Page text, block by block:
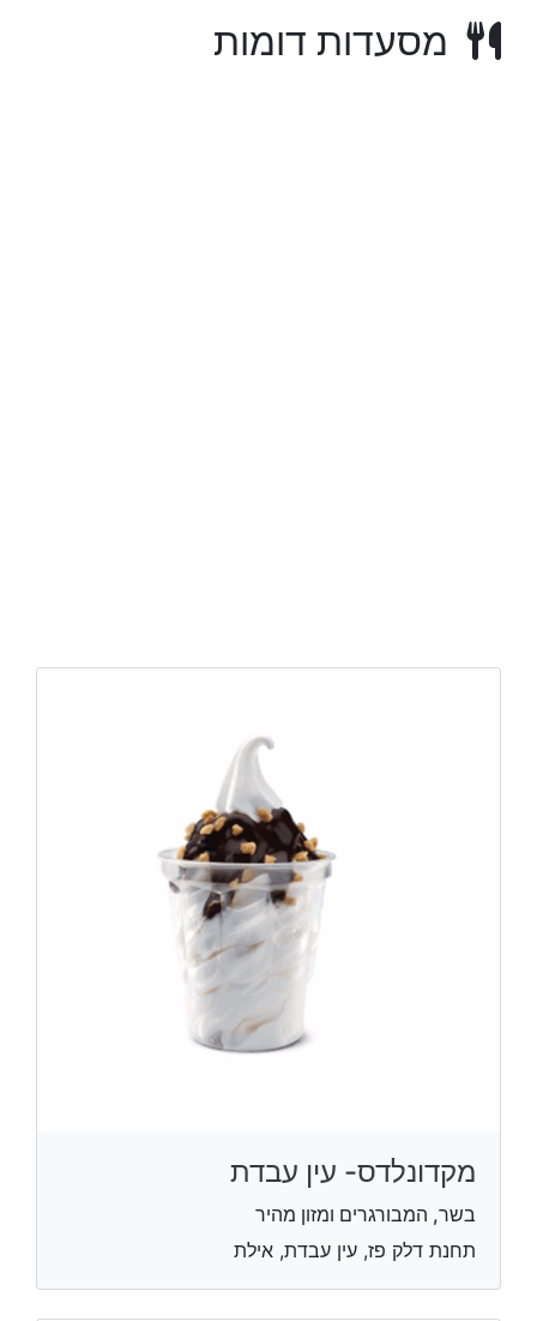
מסעדות דומות
מקדונלדס- עין עבדת
בשר, המבורגרים ומזון מהיר
תחנת דלק פז, עין עבדת, אילת